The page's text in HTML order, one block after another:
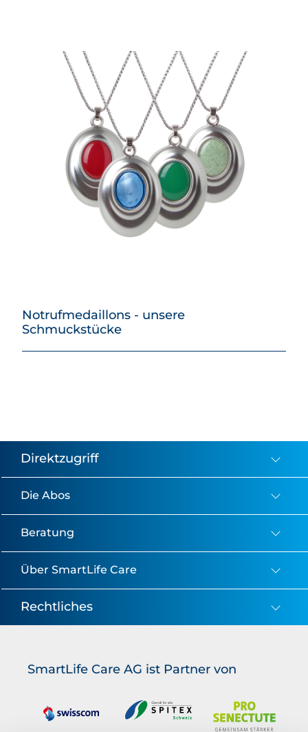
Notrufmedaillons - unsere
Schmuckstücke
Direktzugriff
Die Abos
Beratung
Über SmartLife Care
Rechtliches
SmartLife Care AG ist Partner von